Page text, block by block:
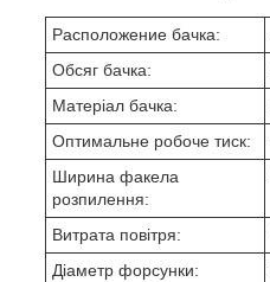
Расположение бачка:
Обсяг бачка:
Матеріал бачка:
Оптимальне робоче тиск:
Ширина факела
розпилення:
Витрата повітря:
Діаметр форсунки: